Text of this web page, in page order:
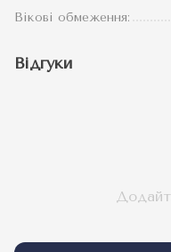
Вікові обмеження:
Відгуки